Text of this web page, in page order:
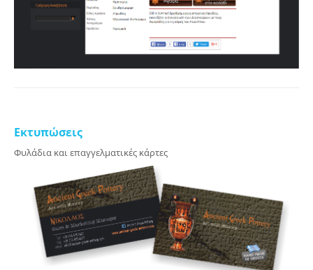
Εκτυπώσεις
Φυλάδια και επαγγελματικές κάρτες